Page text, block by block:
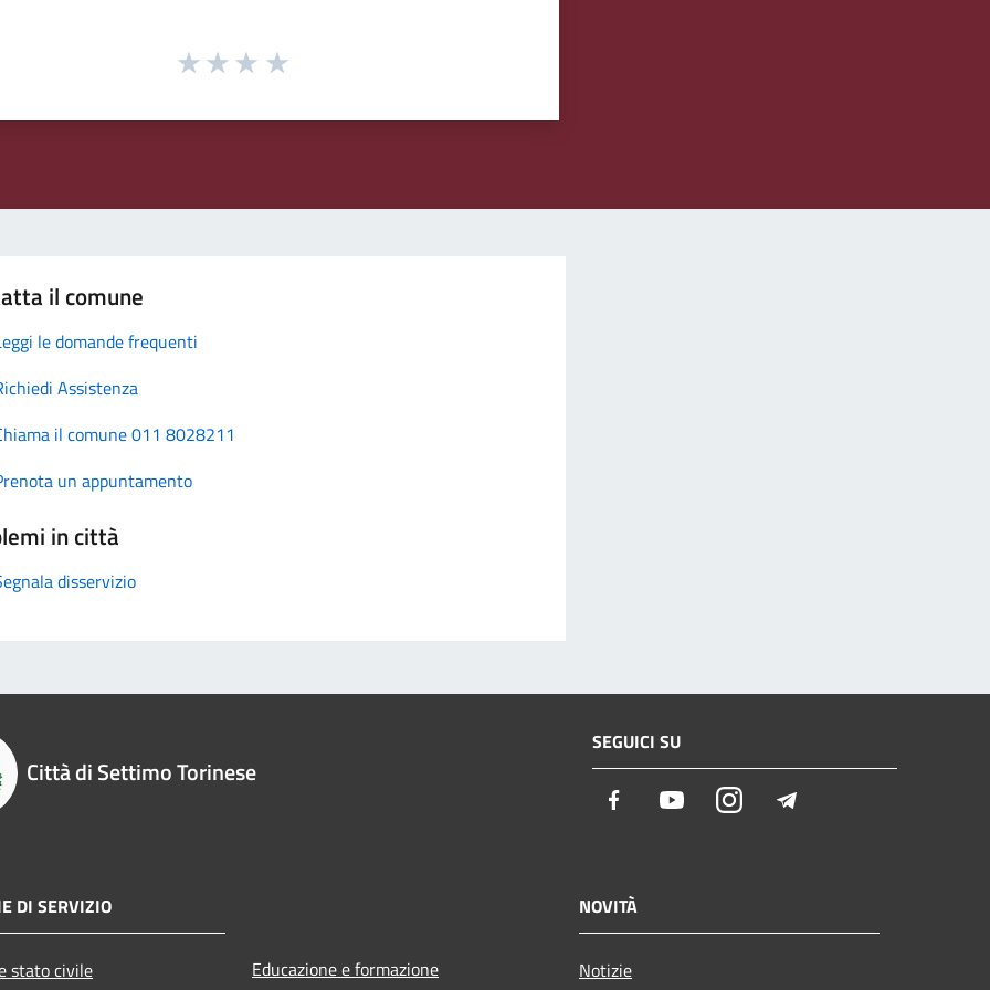
il comune
le domande frequenti
Assistenza
il comune 011 8028211
un appuntamento
in città
disservizio
Città di Settimo Torinese
SEGUICI SU
Facebook YoutubeInstagram
DI SERVIZIO
stato civile Educazione e formazione
NOVITÀ
Notizie